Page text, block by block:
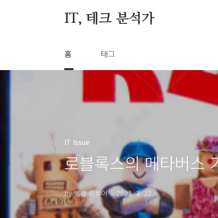
IT, 테크 분석가
홈 태그
IT Issue
로블록스의 메타버스
by 별별 리뷰어 2021. 3. 22.